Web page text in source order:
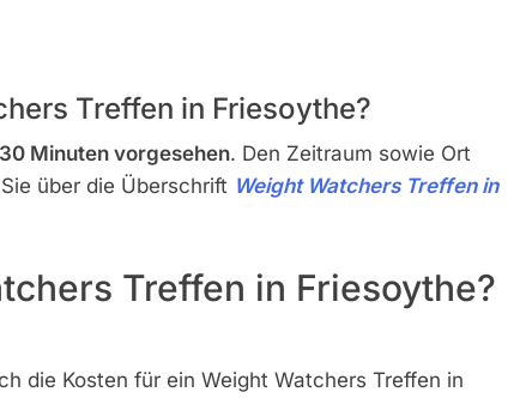
Treffen in Friesoythe?
Minuten vorgesehen. Den Zeitraum sowie Ort
über die Überschrift Weight Watchers Treffen in
Treffen in Friesoythe?
die Kosten für ein Weight Watchers Treffen in